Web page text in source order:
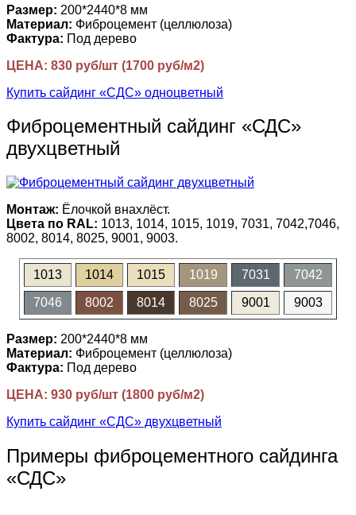
Размер: 200*2440*8 мм
Материал: Фиброцемент (целлюлоза)
Фактура: Под дерево
ЦЕНА: 830 руб/шт (1700 руб/м2)
Купить сайдинг «СДС» одноцветный
Фиброцементный сайдинг «СДС»
двухцветный
Монтаж: Ёлочкой внахлёст.
Цвета по RAL: 1013, 1014, 1015, 1019, 7031, 7042,7046,
8002, 8014, 8025, 9001, 9003.
1013 1014 1015 1019 7031 7042
7046 8002 8014 8025 9001 9003
Размер: 200*2440*8 мм
Материал: Фиброцемент (целлюлоза)
Фактура: Под дерево
ЦЕНА: 930 руб/шт (1800 руб/м2)
Купить сайдинг «СДС» двухцветный
Примеры фиброцементного сайдинга
«СДС»